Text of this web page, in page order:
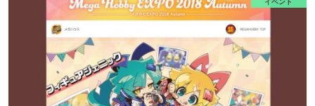
イベント